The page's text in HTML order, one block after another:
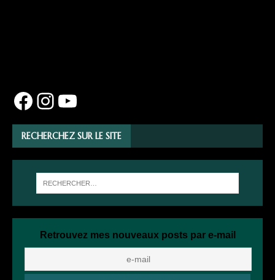
RECHERCHEZ SUR LE SITE
Retrouvez mes nouveaux posts par e-mail